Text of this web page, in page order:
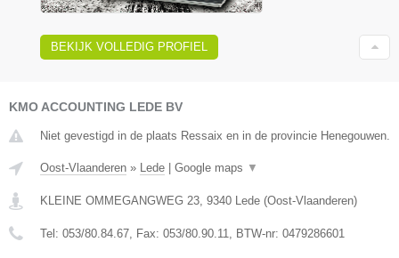
BEKIJK VOLLEDIG PROFIEL
KMO ACCOUNTING LEDE BV
Niet gevestigd in de plaats Ressaix en in de provincie Henegouwen.
Oost-Vlaanderen » Lede Google maps ▼
KLEINE OMMEGANGWEG 23 9340 Lede (Oost-Vlaanderen)
Tel: 053/80.84.67 , Fax: 053/80.90.11 , BTW-nr: 0479286601